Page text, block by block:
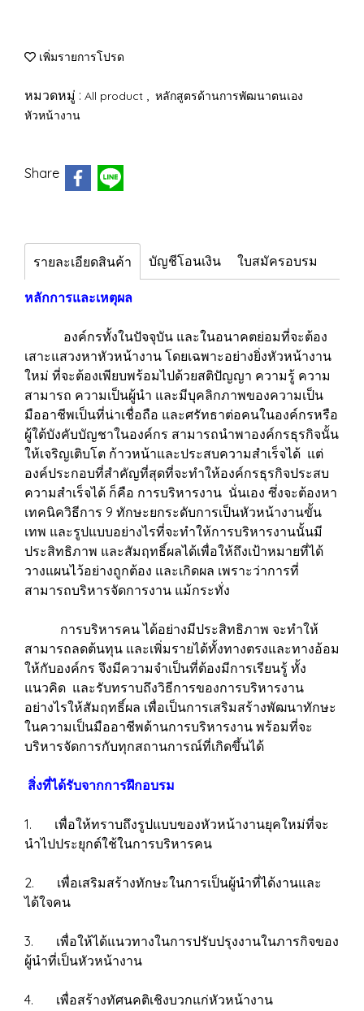
เพิ่มรายการโปรด
หมวดหมู่ : All product , หลักสูตรด้านการพัฒนาตนเอง
หัวหน้างาน
Share
รายละเอียดสินค้า บัญชีโอนเงิน ใบสมัครอบรม
หลักการและเหตุผล
องค์กรทั้งในปัจจุบัน และในอนาคตย่อมที่จะต้อง
เสาะแสวงหาหัวหน้างาน โดยเฉพาะอย่างยิ่งหัวหน้างาน
ใหม่ ที่จะต้องเพียบพร้อมไปด้วยสติปัญญา ความรู้ ความ
สามารถ ความเป็นผู้นำ และมีบุคลิกภาพของความเป็น
มืออาชีพเป็นที่น่าเชื่อถือ และศรัทธาต่อคนในองค์กรหรือ
ผู้ใต้บังคับบัญชาในองค์กร สามารถนำพาองค์กรธุรกิจนั้น
ให้เจริญเติบโต ก้าวหน้าและประสบความสำเร็จได้ แต่
องค์ประกอบที่สำคัญที่สุดที่จะทำให้องค์กรธุรกิจประสบ
ความสำเร็จได้ ก็คือ การบริหารงาน นั่นเอง ซึ่งจะต้องหา
เทคนิควิธีการ 9 ทักษะยกระดับการเป็นหัวหน้างานขั้น
เทพ และรูปแบบอย่างไรที่จะทำให้การบริหารงานนั้นมี
ประสิทธิภาพ และสัมฤทธิ์ผลได้เพื่อให้ถึงเป้าหมายที่ได้
วางแผนไว้อย่างถูกต้อง และเกิดผล เพราะว่าการที่
สามารถบริหารจัดการงาน แม้กระทั่ง
การบริหารคน ได้อย่างมีประสิทธิภาพ จะทำให้
สามารถลดต้นทุน และเพิ่มรายได้ทั้งทางตรงและทางอ้อม
ให้กับองค์กร จึงมีความจำเป็นที่ต้องมีการเรียนรู้ ทั้ง
แนวคิด และรับทราบถึงวิธีการของการบริหารงาน
อย่างไรให้สัมฤทธิ์ผล เพื่อเป็นการเสริมสร้างพัฒนาทักษะ
ในความเป็นมืออาชีพด้านการบริหารงาน พร้อมที่จะ
บริหารจัดการกับทุกสถานการณ์ที่เกิดขึ้นได้
สิ่งที่ได้รับจากการฝึกอบรม
1. เพื่อให้ทราบถึงรูปแบบของหัวหน้างานยุคใหม่ที่จะ
นำไปประยุกต์ใช้ในการบริหารคน
2. เพื่อเสริมสร้างทักษะในการเป็นผู้นำที่ได้งานและ
ได้ใจคน
3. เพื่อให้ได้แนวทางในการปรับปรุงงานในภารกิจของ
ผู้นำที่เป็นหัวหน้างาน
4. เพื่อสร้างทัศนคติเชิงบวกแก่หัวหน้างาน